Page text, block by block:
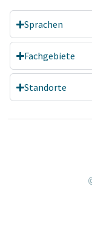
Sprachen
Fachgebiete
Standorte